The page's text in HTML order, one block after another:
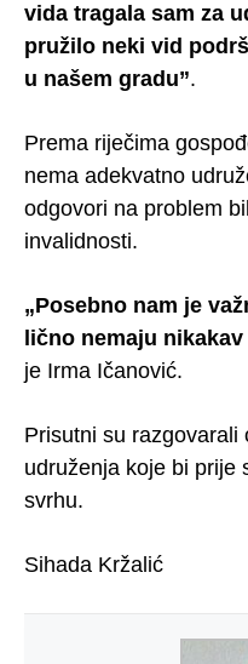
vida tragala sam za
pružilo neki vid
u našem gradu”.
Prema riječima
nema adekvatno
odgovori na problem
invalidnosti.
„Posebno nam je
lično nemaju
je Irma Ičanović.
Prisutni su razgovarali
udruženja koje bi prije
svrhu.
Sihada Kržalić